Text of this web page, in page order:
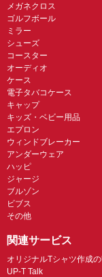
メガネクロス
ゴルフボール
ミラー
シューズ
コースター
オーディオ
ケース
電子タバコケース
キャップ
キッズ・ベビー用品
エプロン
ウィンドブレーカー
アンダーウェア
ハッピ
ジャージ
ブルゾン
ビブス
その他
関連サービス
オリジナルTシャツ作成
UP-T Talk